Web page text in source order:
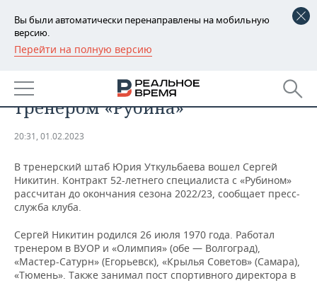
Вы были автоматически перенаправлены на мобильную
версию.
Перейти на полную версию
РЕГИОНЫ
БАШКОРТОСТАН
ТАТАРСТАН
НОВОСТИ
АНАЛИТИКА
ДЕКЛАРАЦИИ О ДОХОДАХ
КОРОЛИ ГОСЗАКАЗА ПФО
ВУЗЫ ТАТАРСТАНА
КОМУ ПРИНАДЛЕЖАТ
НОВОСТИ ЭКОНОМИКИ
ФИНАНСЫ
БАНКИ
БЮДЖЕТ
ПРОМЫШЛЕННОСТЬ
НОВОСТИ
АГРОПРОМ
НЕДВИЖИМОСТЬ
НОВОСТИ НЕДВИЖИМОСТИ
АВТО
НОВОСТИ АВТО
БИЗНЕС
Сергей Никитин стал старшим
тренером «Рубина»
20:31, 01.02.2023
В тренерский штаб Юрия Уткульбаева вошел Сергей
Никитин. Контракт 52-летнего специалиста с «Рубином»
рассчитан до окончания сезона 2022/23, сообщает пресс-
служба клуба.
Сергей Никитин родился 26 июля 1970 года. Работал
тренером в ВУОР и «Олимпия» (обе — Волгоград),
«Мастер-Сатурн» (Егорьевск), «Крылья Советов» (Самара),
«Тюмень». Также занимал пост спортивного директора в